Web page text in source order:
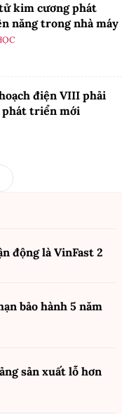
kim cương phát
năng trong nhà máy
điện VIII phải
phát triển mới
động là VinFast 2
bảo hành 5 năm
sản xuất lỗ hơn